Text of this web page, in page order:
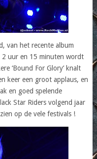
van het recente album
2 uur en 15 minuten wordt
‘Bound For Glory’ knalt
keer een groot applaus, en
en goed spelende
Star Riders volgend jaar
op de vele festivals !